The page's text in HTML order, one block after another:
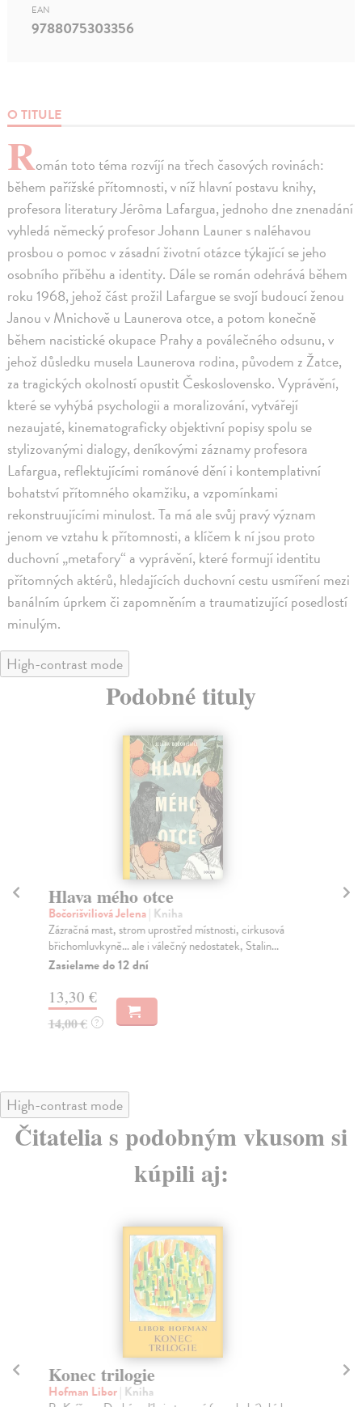
O TITULE
Román toto téma rozvíjí na třech časových rovinách:
během pařížské přítomnosti, v níž hlavní postavu knihy,
profesora literatury Jérôma Lafargua, jednoho dne znenadání
vyhledá německý profesor Johann Launer s naléhavou
prosbou o pomoc v zásadní životní otázce týkající se jeho
osobního příběhu a identity. Dále se román odehrává během
roku 1968, jehož část prožil Lafargue se svojí budoucí ženou
Janou v Mnichově u Launerova otce, a potom konečně
během nacistické okupace Prahy a poválečného odsunu, v
jehož důsledku musela Launerova rodina, původem z Žatce,
za tragických okolností opustit Československo. Vyprávění,
které se vyhýbá psychologii a moralizování, vytvářejí
nezaujaté, kinematograficky objektivní popisy spolu se
stylizovanými dialogy, deníkovými záznamy profesora
Lafargua, reflektujícími románové dění i kontemplativní
bohatství přítomného okamžiku, a vzpomínkami
rekonstruujícími minulost. Ta má ale svůj pravý význam
jenom ve vztahu k přítomnosti, a klíčem k ní jsou proto
duchovní „metafory“ a vyprávění, které formují identitu
přítomných aktérů, hledajících duchovní cestu usmíření mezi
banálním úprkem či zapomněním a traumatizující posedlostí
minulým.
EAN
9788075303356
High-contrast mode
Podobné tituly
Hlava mého otce
Bočorišviliová Jelena| Kniha
Zázračná mast, strom uprostřed místnosti, cirkusová
břichomluvkyně… ale i válečný nedostatek, Stalin...
Zasielame do 12 dní
13,30 €
14,00 € ?
High-contrast mode
Čitatelia s podobným vkusom si
kúpili aj:
Konec trilogie
Hofman Libor| Kniha